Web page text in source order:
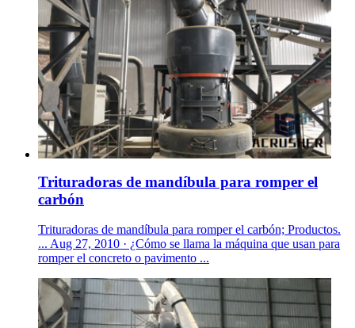
Trituradoras de mandíbula para romper el
carbón
Trituradoras de mandíbula para romper el carbón; Productos.
... Aug 27, 2010 · ¿Cómo se llama la máquina que usan para
romper el concreto o pavimento ...